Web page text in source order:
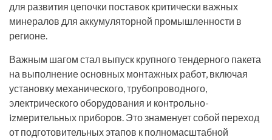
для развития цепочки поставок критически важных
минералов для аккумуляторной промышленности в
регионе.
Важным шагом стал выпуск крупного тендерного пакета
на выполнение основных монтажных работ, включая
установку механического, трубопроводного,
электрического оборудования и контрольно-
izмерительных приборов. Это знаменует собой переход
от подготовительных этапов к полномасштабной